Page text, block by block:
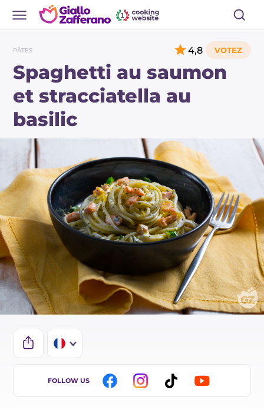
PÂTES
Spaghetti au saumon
et stracciatella au
basilic
4,8
IT
FOLLOW US